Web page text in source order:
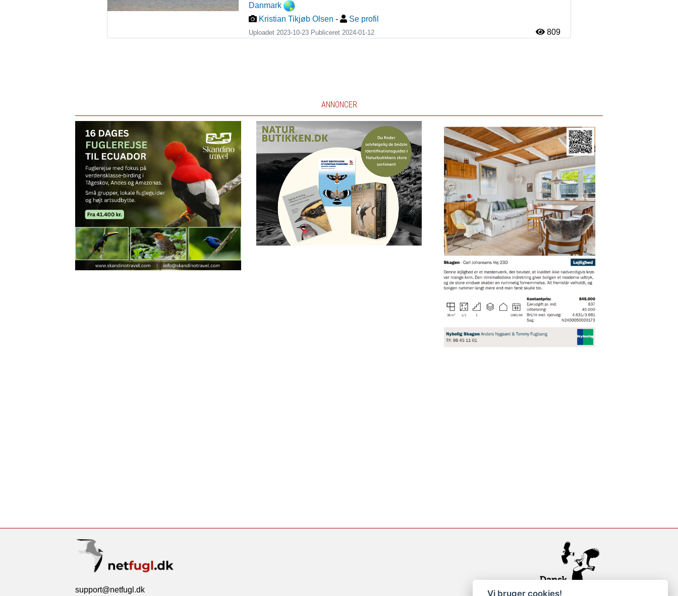
Danmark
Kristian Tikjøb Olsen - Se profil
Uploadet 2023-10-23 Publiceret2024-01-12 809
ANNONCER
support@netfugl.dk Vi bruger cookies!